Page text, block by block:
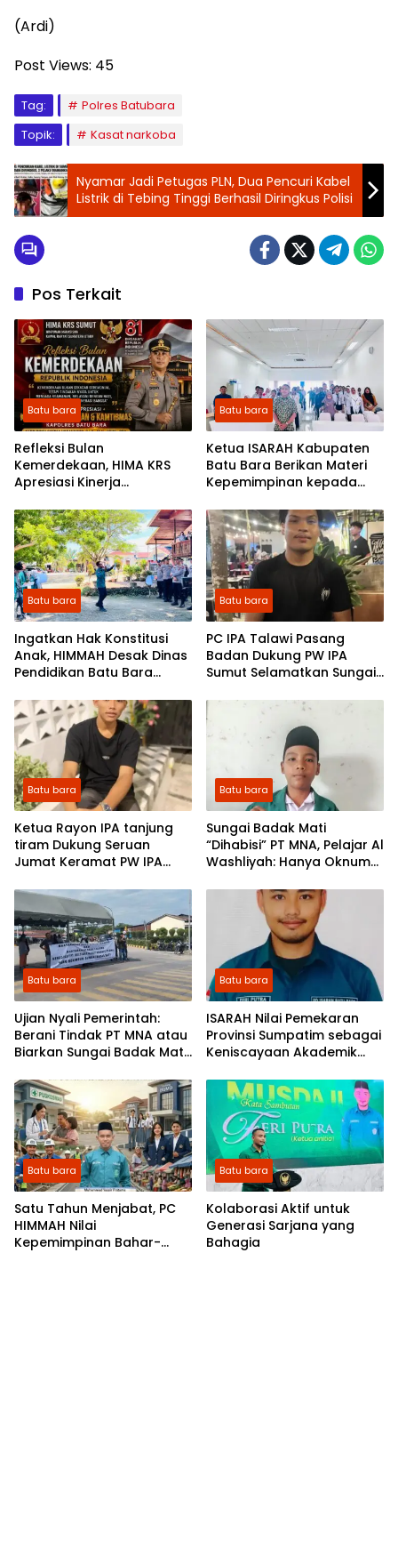
(Ardi)
Post Views: 45
Tag:
Polres Batubara
Topik:
Kasat narkoba
Nyamar Jadi Petugas PLN, Dua Pencuri Kabel
Listrik di Tebing Tinggi Berhasil Diringkus Polisi
Pos Terkait
Batu bara
Refleksi Bulan
Kemerdekaan, HIMA KRS
Apresiasi Kinerja
Kamtibmas Kapolres Batu
Bara AKBP Dony Satria
Wicaksono
Batu bara
Ketua ISARAH Kabupaten
Batu Bara Berikan Materi
Kepemimpinan kepada
Kabupaten Batu Bara
Batu bara
Ingatkan Hak Konstitusi
Anak, HIMMAH Desak Dinas
Pendidikan Batu Bara
Batu bara
PC IPA Talawi Pasang
Badan Dukung PW IPA
Sumut Selamatkan Sungai
Batu bara
Ketua Rayon IPA tanjung
tiram Dukung Seruan
Jumat Keramat PW IPA
Al Washliyah Siap “Kepung”
Penimbun Sungai Badak
Mati.
Batu bara
Sungai Badak Mati
“Dihabisi” PT MNA, Pelajar Al
Washliyah: Hanya Oknum
Membiarkan Ini!
Batu bara
Ujian Nyali Pemerintah:
Berani Tindak PT MNA atau
Biarkan Sungai Badak Mati
Batu bara
ISARAH Nilai Pemekaran
Provinsi Sumpatim sebagai
Keniscayaan Akademik
Batu bara
​Satu Tahun Menjabat, PC
HIMMAH Nilai
Kepemimpinan Bahar-
Batu bara
Kolaborasi Aktif untuk
Generasi Sarjana yang
Bahagia